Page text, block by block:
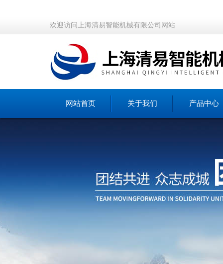
欢迎访问上海清易智能机械有限公司网站
网站首页 关于我们 产品中心